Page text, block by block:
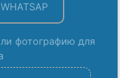
WHATSAP
фотографию для